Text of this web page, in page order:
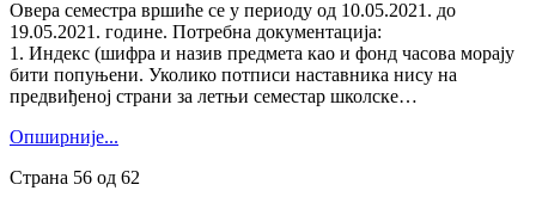
Овера семестра вршиће се у периоду од 10.05.2021. до
19.05.2021. године. Потребна документација:
1. Индекс (шифра и назив предмета као и фонд часова морају
бити попуњени. Уколико потписи наставника нису на
предвиђеној страни за летњи семестар школске…
Oпширније...
Страна 56 од 62